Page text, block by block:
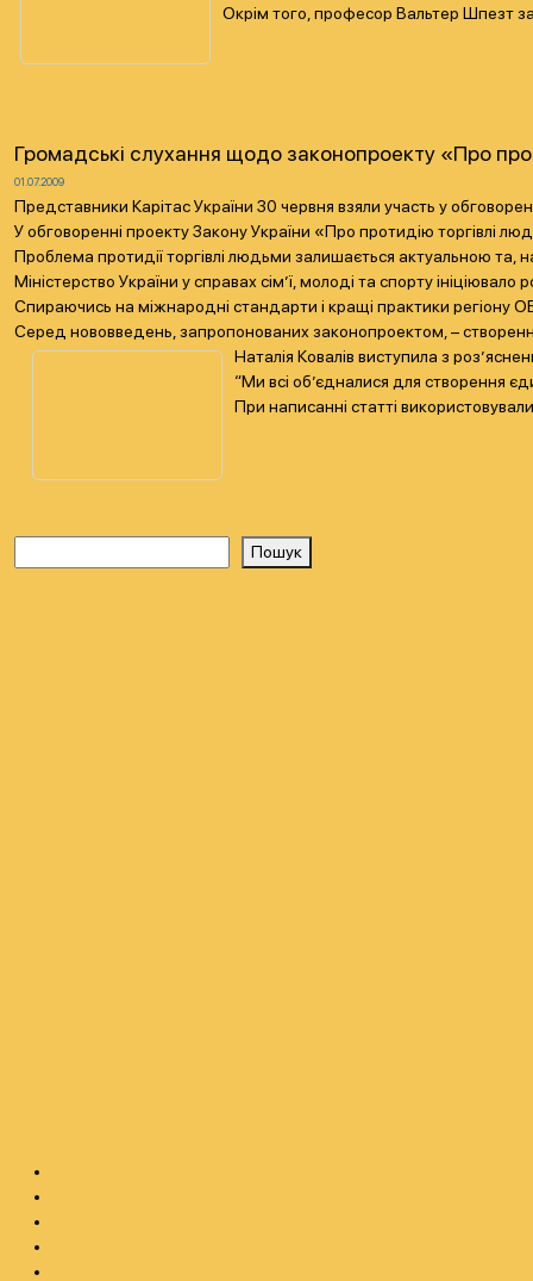
Окрім того, професор Вальтер Шпезт
Громадські слухання щодо законопроекту «Про
01.07.2009
Представники Карітас України 30 червня взяли участь у
У обговоренні проекту Закону України «Про протидію торгівлі
Проблема протидії торгівлі людьми залишається актуальною
Міністерство України у справах сім’ї, молоді та спорту
Спираючись на міжнародні стандарти і кращі практики регіону
Серед нововведень, запропонованих законопроектом, –
Наталія Ковалів виступила з
“Ми всі об’єдналися для cтворення
При написанні статті
Пошук